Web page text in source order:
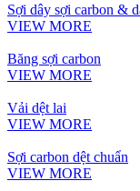
Sợi dây sợi carbon &
VIEW MORE
Băng sợi carbon
VIEW MORE
Vải dệt lai
VIEW MORE
Sợi carbon dệt chuẩn
VIEW MORE